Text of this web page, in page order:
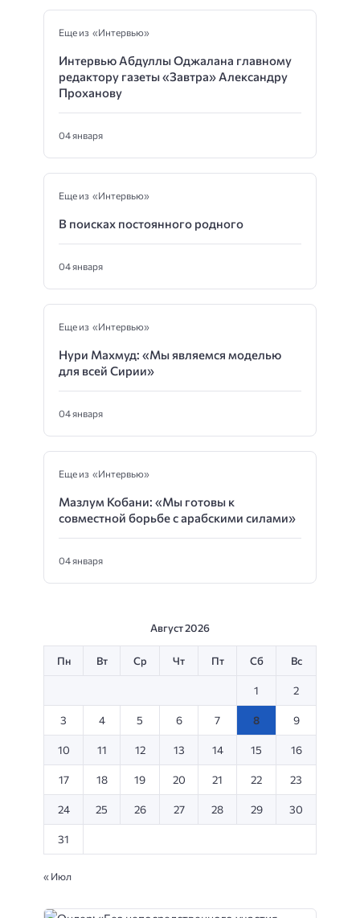
Еще из «Интервью»
Интервью Абдуллы Оджалана главному
редактору газеты «Завтра» Александру
Проханову
04 января
Еще из «Интервью»
В поисках постоянного родного
04 января
Еще из «Интервью»
Нури Махмуд: «Мы являемся моделью
для всей Сирии»
04 января
Еще из «Интервью»
Мазлум Кобани: «Мы готовы к
совместной борьбе с арабскими силами»
04 января
Август 2026
Пн Вт Ср Чт Пт Сб Вс
1 2
3 4 5 6 7 8 9
10 11 12 13 14 15 16
17 18 19 20 21 22 23
24 25 26 27 28 29 30
31
« Июл